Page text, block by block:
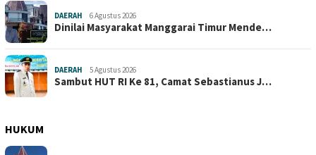
DAERAH 6 Agustus 2026
Dinilai Masyarakat Manggarai Timur Mende…
DAERAH 5 Agustus 2026
Sambut HUT RI Ke 81, Camat Sebastianus J…
HUKUM